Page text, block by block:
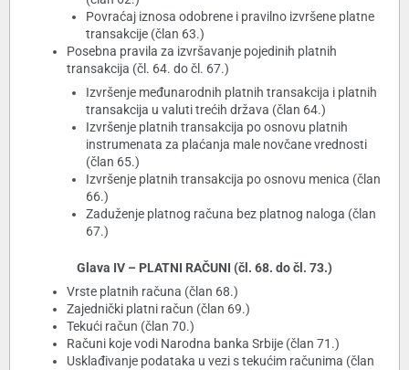
Povraćaj iznosa odobrene i pravilno izvršene platne
transakcije (član 63.)
Posebna pravila za izvršavanje pojedinih platnih
transakcija (čl. 64. do čl. 67.)
Izvršenje međunarodnih platnih transakcija i platnih
transakcija u valuti trećih država (član 64.)
Izvršenje platnih transakcija po osnovu platnih
instrumenata za plaćanja male novčane vrednosti
(član 65.)
Izvršenje platnih transakcija po osnovu menica (član
66.)
Zaduženje platnog računa bez platnog naloga (član
67.)
Glava IV – PLATNI RAČUNI (čl. 68. do čl. 73.)
Vrste platnih računa (član 68.)
Zajednički platni račun (član 69.)
Tekući račun (član 70.)
Računi koje vodi Narodna banka Srbije (član 71.)
Usklađivanje podataka u vezi s tekućim računima (član